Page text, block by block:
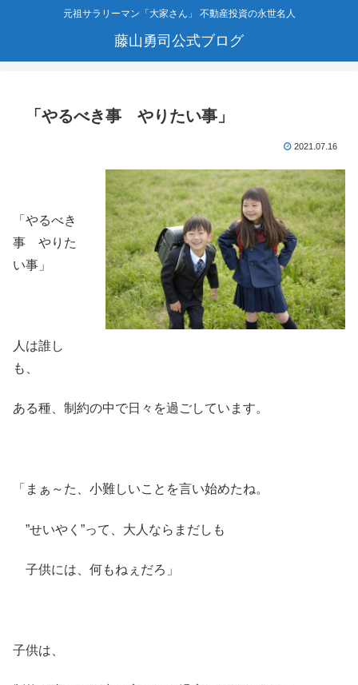
元祖サラリーマン「大家さん」 不動産投資の永世名人
藤山勇司公式ブログ
「やるべき事 やりたい事」
2021.07.16
「やるべき
事 やりた
い事」
人は誰し
も、
ある種、制約の中で日々を過ごしています。
「まぁ～た、小難しいことを言い始めたね。
”せいやく”って、大人ならまだしも
子供には、何もねぇだろ」
子供は、